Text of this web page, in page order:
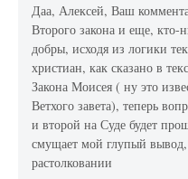
Даа, Алексей, Ваш
Второго закона и еще, кто-
добры, исходя из логики
христиан, как сказано в
Закона Моисея ( ну это
Ветхого завета), теперь
и второй на Суде будет
смущает мой глупый
растолковании